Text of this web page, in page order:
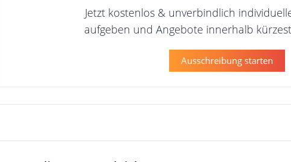
Jetzt kostenlos & unverbindlich
aufgeben und Angebote innerhalb
Ausschreibung starten